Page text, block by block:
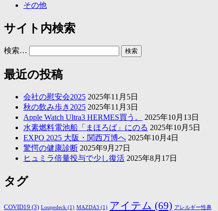
その他
サイト内検索
検索…
最近の投稿
会社の慰安会2025 2025年11月5日
秋の飲み歩き2025 2025年11月3日
Apple Watch Ultra3 HERMES買う。
2025年10月13日
水素燃料電池船「まほろば」にのる 2025年10月5日
EXPO 2025 大阪・関西万博へ 2025年10月4日
驚愕の健康診断 2025年9月27日
ヒュミラ倍量投与で少し復活 2025年8月17日
タグ
COVID19 (3) Loupedeck (1) MAZDA3 (1) アイテム (69) アレルギー性鼻